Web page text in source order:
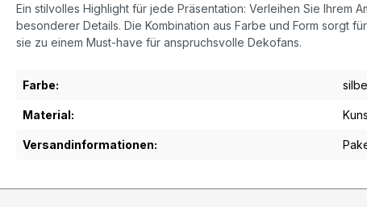
Ein stilvolles Highlight für jede Präsentation: Verleihen Sie Ihrem
besonderer Details. Die Kombination aus Farbe und Form sorgt
sie zu einem Must-have für anspruchsvolle Dekofans.
Farbe:
Material:
Versandinformationen: